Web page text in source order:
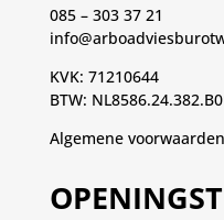
085 – 303 37 21
KVK: 71210644
BTW:
Algemene voorwaarden